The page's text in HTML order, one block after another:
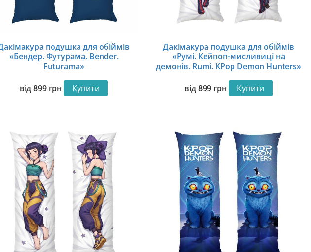
подушка для обіймів
«Бендер. Футурама. Bender.
Futurama»
від899 грн Купити
Дакімакура подушка для обіймів
«Румі. Кейпоп-мисливиці на
демонів. Rumi. KPop Demon Hunters»
від899 грн Купити